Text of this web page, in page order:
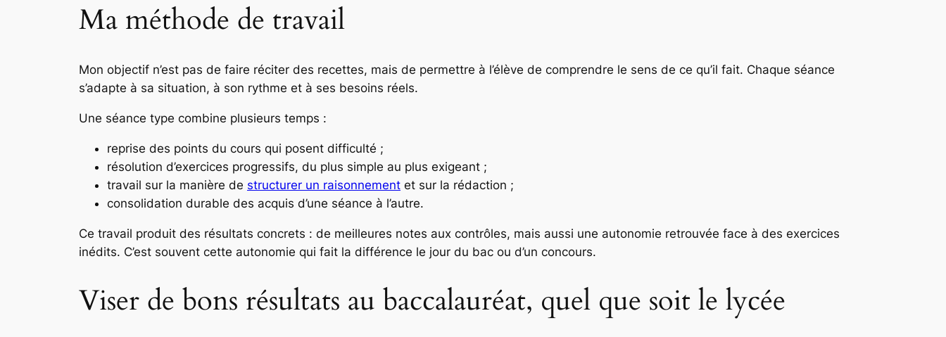
Ma méthode de travail
Mon objectif n’est pas de faire réciter des recettes, mais de permettre à l’élève de comprendre le sens de ce qu’il fait. Chaque séance
s’adapte à sa situation, à son rythme et à ses besoins réels.
Une séance type combine plusieurs temps :
reprise des points du cours qui posent difficulté ;
résolution d’exercices progressifs, du plus simple au plus exigeant ;
travail sur la manière de structurer un raisonnement et sur la rédaction ;
consolidation durable des acquis d’une séance à l’autre.
Ce travail produit des résultats concrets : de meilleures notes aux contrôles, mais aussi une autonomie retrouvée face à des exercices
inédits. C’est souvent cette autonomie qui fait la différence le jour du bac ou d’un concours.
Viser de bons résultats au baccalauréat, quel que soit le lycée